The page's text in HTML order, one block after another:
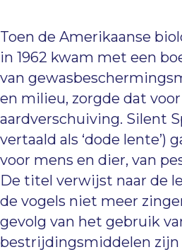
Toen de Amerikaanse
in 1962 kwam met een
van
en milieu, zorgde dat
aardverschuiving. Silent
vertaald als ‘dode lente’)
voor mens en dier, van
De titel verwijst naar de
de vogels niet meer
gevolg van het gebruik
bestrijdingsmiddelen